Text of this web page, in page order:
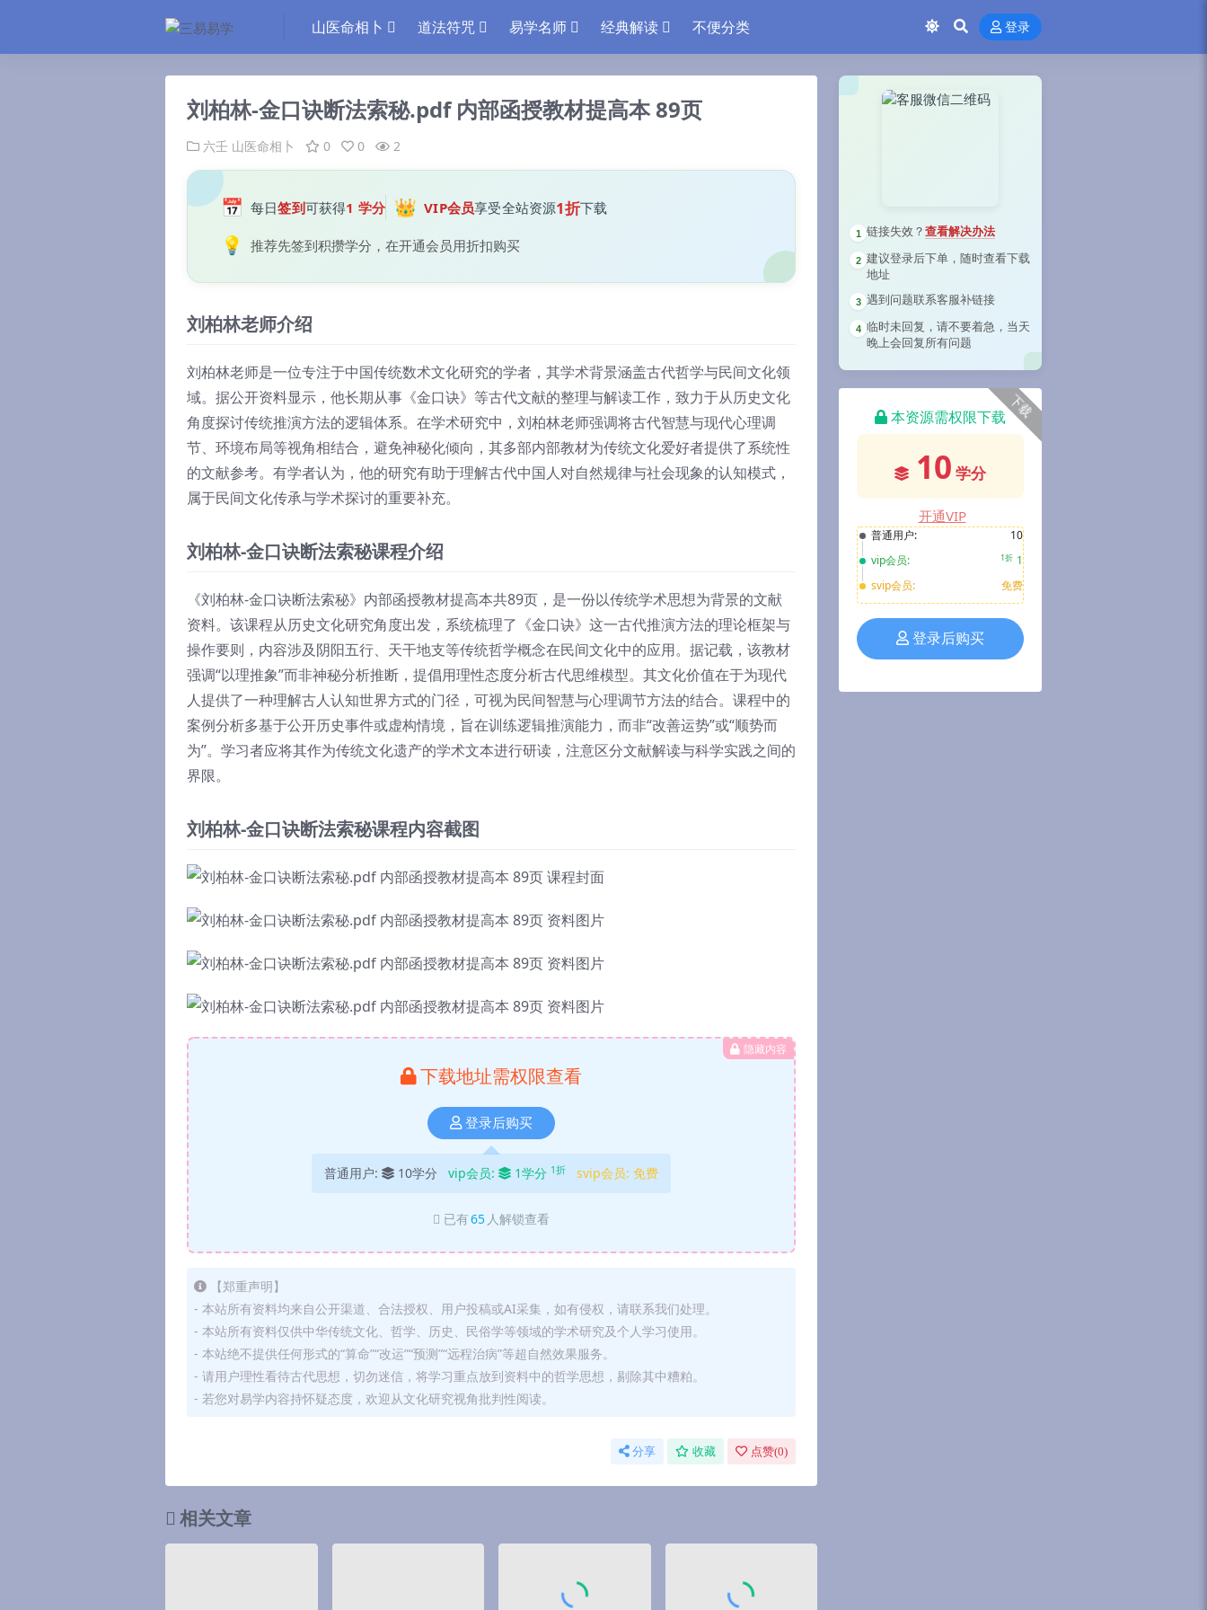
山医命相卜 道法符咒 易学名师 经典解读 不便分类 登录
刘柏林-金口诀断法索秘.pdf 内部函授教材提高本 89页
六壬 山医命相卜 0 0 2
📅 每日签到可获得1 学分 👑 VIP会员享受全站资源1折下载
💡 推荐先签到积攒学分，在开通会员用折扣购买
刘柏林老师介绍
刘柏林老师是一位专注于中国传统数术文化研究的学者，其学术背景涵盖古代哲学与民间文化领
域。据公开资料显示，他长期从事《金口诀》等古代文献的整理与解读工作，致力于从历史文化
角度探讨传统推演方法的逻辑体系。在学术研究中，刘柏林老师强调将古代智慧与现代心理调
节、环境布局等视角相结合，避免神秘化倾向，其多部内部教材为传统文化爱好者提供了系统性
的文献参考。有学者认为，他的研究有助于理解古代中国人对自然规律与社会现象的认知模式，
属于民间文化传承与学术探讨的重要补充。
刘柏林-金口诀断法索秘课程介绍
《刘柏林-金口诀断法索秘》内部函授教材提高本共89页，是一份以传统学术思想为背景的文献
资料。该课程从历史文化研究角度出发，系统梳理了《金口诀》这一古代推演方法的理论框架与
操作要则，内容涉及阴阳五行、天干地支等传统哲学概念在民间文化中的应用。据记载，该教材
强调“以理推象”而非神秘分析推断，提倡用理性态度分析古代思维模型。其文化价值在于为现代
人提供了一种理解古人认知世界方式的门径，可视为民间智慧与心理调节方法的结合。课程中的
案例分析多基于公开历史事件或虚构情境，旨在训练逻辑推演能力，而非“改善运势”或“顺势而
为”。学习者应将其作为传统文化遗产的学术文本进行研读，注意区分文献解读与科学实践之间的
界限。
刘柏林-金口诀断法索秘课程内容截图
隐藏内容
下载地址需权限查看
登录后购买
普通用户: 10学分 vip会员: 1学分 1折 svip会员: 免费
已有65 人解锁查看
【郑重声明】
- 本站所有资料均来自公开渠道、合法授权、用户投稿或AI采集，如有侵权，请联系我们处理。
- 本站所有资料仅供中华传统文化、哲学、历史、民俗学等领域的学术研究及个人学习使用。
- 本站绝不提供任何形式的“算命”“改运”“预测”“远程治病”等超自然效果服务。
- 请用户理性看待古代思想，切勿迷信，将学习重点放到资料中的哲学思想，剔除其中糟粕。
- 若您对易学内容持怀疑态度，欢迎从文化研究视角批判性阅读。
分享 收藏 点赞(0)
相关文章
1 链接失效？ 查看解决办法
2 建议登录后下单，随时查看下载
地址
3 遇到问题联系客服补链接
4 临时未回复，请不要着急，当天
晚上会回复所有问题
下载
本资源需权限下载
10 学分
开通VIP
普通用户:
10
vip会员:
1折 1
svip会员:
免费
登录后购买